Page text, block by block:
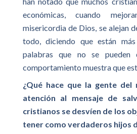
económicas, cuando
misericordia de Dios, se alejan
todo, diciendo que están
palabras que no se
comportamiento muestra que
¿Qué hace que la gente
atención al mensaje de
cristianos se desvíen de los
tener como verdaderos hijos